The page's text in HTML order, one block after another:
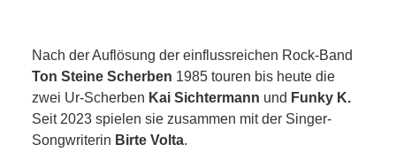
Nach der Auflösung der einflussreichen Rock-Band
Ton Steine Scherben 1985 touren bis heute die
zwei Ur-Scherben Kai Sichtermann und Funky K.
Seit 2023 spielen sie zusammen mit der Singer-
Songwriterin Birte Volta.